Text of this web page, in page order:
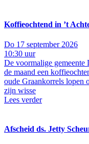
Koffieochtend in ’t
Do 17 september 2026
10:30 uur
De voormalige gemeente
de maand een
oude Graankorrels lopen
zijn wisse
Lees verder
Afscheid ds. Jetty